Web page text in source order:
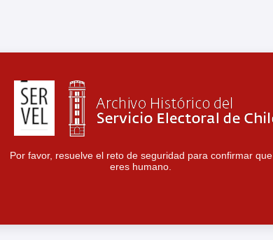
Por favor, resuelve el reto de seguridad para confirmar que
eres humano.